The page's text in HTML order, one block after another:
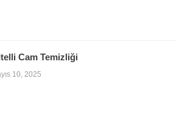
Cam Temizliği
10, 2025